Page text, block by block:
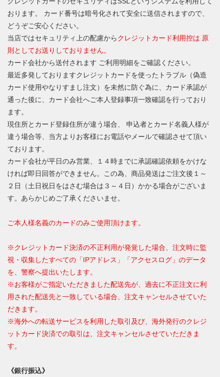
おります。 カード番号は暗号化されて安全に送信されますので、
どうぞご安心ください。
当店ではセキュリティ上の配慮からクレジットカード利用控は 原
則としてお送りしておりません。
カード会社から送付されます ご利用明細をご確認ください。
最近多発しておりますクレジットカードを使ったトラブル（偽造
カード使用やなりすまし注文）を未然に防ぐ為に、カード承認が
通った後に、カード会社へご本人登録事項一致確認を行っており
ます。
現住所とカード登録住所が違う場合、 申込者とカード名義人様が
違う場合等、当方よりお客様にお電話やメールで確認させて頂い
ております。
カード会社が平日のみ営業、１４時までに承認確認依頼をかけな
ければ即日回答ができません。この為、商品発送はご注文後１～
２日（土日祝日をはさむ場合は３～４日）かかる場合がございま
す。あらかじめご了承くださいませ。
ご本人様名義のカードのみご使用頂けます。
※クレジットカード決済の不正利用が発覚した場合、注文時に監
視・収集したすべての「IPアドレス」「アクセスログ」のデータ
を、警察へ提出いたします。
※お客様がご指定いただきました配送先が、過去に不正注文に利
用された配送先と一致している場合、注文キャンセルさせていた
だきます。
※海外への転送サービスを利用した取引及び、海外発行のクレジ
ットカード決済での取引は、注文キャンセルさせていただきま
す。
《銀行振込》